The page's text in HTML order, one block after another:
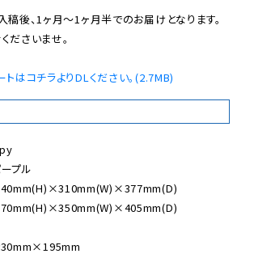
稿後、1ヶ月〜1ヶ月半でのお届けとなります。
ださいませ。
トはコチラよりDLください。(2.7MB)
プル